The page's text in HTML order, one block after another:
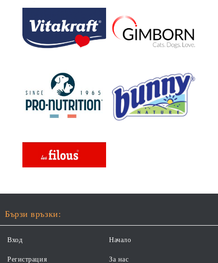
Бързи връзки:
Вход
Регистрация
Начало
За нас